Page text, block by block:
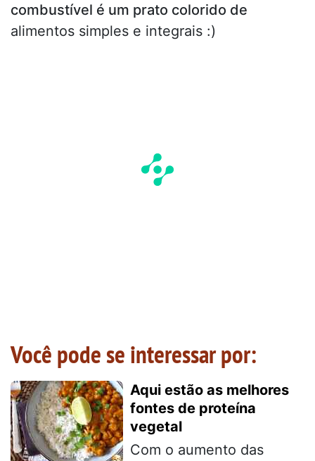
combustível é um prato colorido de
alimentos simples e integrais :)
Você pode se interessar por:
Aqui estão as melhores
fontes de proteína
vegetal
Com o aumento das